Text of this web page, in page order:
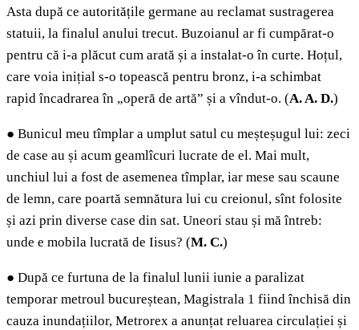
Asta după ce autoritățile germane au reclamat sustragerea
statuii, la finalul anului trecut. Buzoianul ar fi cumpărat-o
pentru că i-a plăcut cum arată și a instalat-o în curte. Hoțul,
care voia inițial s-o topească pentru bronz, i-a schimbat
rapid încadrarea în „operă de artă” și a vîndut-o. (A.A. D.)
● Bunicul meu tîmplar a umplut satul cu meșteșugul lui: zeci
de case au și acum geamlîcuri lucrate de el. Mai mult,
unchiul lui a fost de asemenea tîmplar, iar mese sau scaune
de lemn, care poartă semnătura lui cu creionul, sînt folosite
și azi prin diverse case din sat. Uneori stau și mă întreb:
unde e mobila lucrată de Iisus? (M. C.)
● După ce furtuna de la finalul lunii iunie a paralizat
temporar metroul bucureștean, Magistrala 1 fiind închisă din
cauza inundațiilor, Metrorex a anunțat reluarea circulației și